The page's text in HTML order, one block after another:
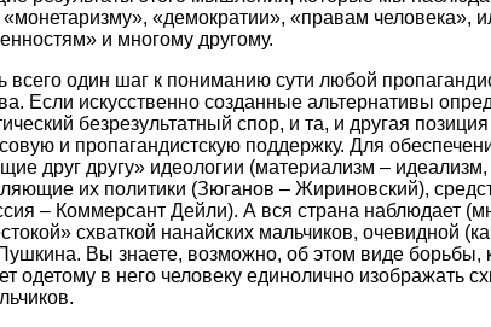
«демократии», «правам человека»,
и многому другому.
всего один шаг к пониманию сути любой
Если искусственно созданные альтернативы
безрезультатный спор, и та, и другая
и пропагандистскую поддержку. Для
друг другу» идеологии (материализм –
их политики (Зюганов – Жириновский),
– Коммерсант Дейли). А вся страна наблюдает
схваткой нанайских мальчиков, очевидной
Вы знаете, возможно, об этом виде борьбы,
одетому в него человеку единолично изображать